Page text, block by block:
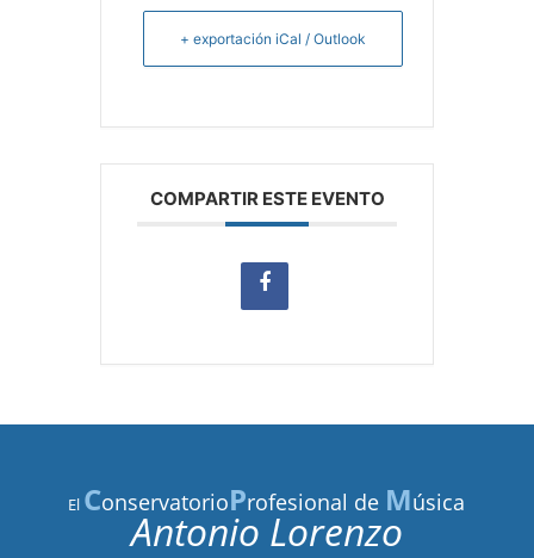
+ exportación iCal / Outlook
COMPARTIR ESTE EVENTO
El ConservatorioProfesional de Música
Antonio Lorenzo